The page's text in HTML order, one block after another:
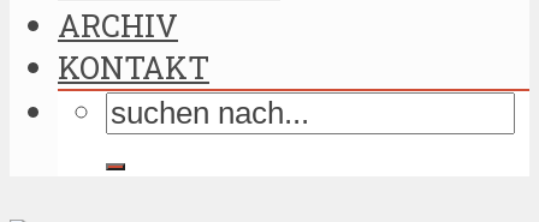
ARCHIV
KONTAKT